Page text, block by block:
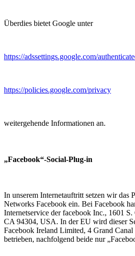
Überdies bietet Google unter
https://adssettings.google.com/
https://policies.google.com/privacy
weitergehende Informationen an.
„Facebook“-Social-Plug-in
In unserem Internetauftritt setzen wir das
Networks Facebook ein. Bei Facebook
Internetservice der facebook Inc., 1601
CA 94304, USA. In der EU wird dieser
Facebook Ireland Limited, 4 Grand
betrieben, nachfolgend beide nur